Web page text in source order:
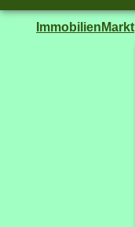
ImmobilienMarkt